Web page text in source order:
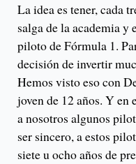
La idea es tener, cada
salga de la academia y
piloto de Fórmula 1.
decisión de invertir
Hemos visto eso con
joven de 12 años. Y en
a nosotros algunos
ser sincero, a estos
siete u ocho años de